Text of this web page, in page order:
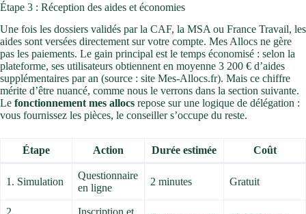
Étape 3 : Réception des aides et économies
Une fois les dossiers validés par la CAF, la MSA ou France Travail, les
aides sont versées directement sur votre compte. Mes Allocs ne gère
pas les paiements. Le gain principal est le temps économisé : selon la
plateforme, ses utilisateurs obtiennent en moyenne 3 200 € d’aides
supplémentaires par an (source : site Mes-Allocs.fr). Mais ce chiffre
mérite d’être nuancé, comme nous le verrons dans la section suivante.
Le fonctionnement mes allocs repose sur une logique de délégation :
vous fournissez les pièces, le conseiller s’occupe du reste.
Étape Action Durée estimée Coût
1. Simulation
Questionnaire
en ligne
2 minutes Gratuit